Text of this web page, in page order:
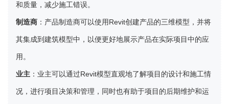
和质量，减少施工错误。
制造商 ：产品制造商可以使用Revit创建产品的三维模型，并将
其集成到建筑模型中，以便更好地展示产品在实际项目中的应
用。
业主 ：业主可以通过Revit模型直观地了解项目的设计和施工情
况，进行项目决策和管理，同时也有助于项目的后期维护和运